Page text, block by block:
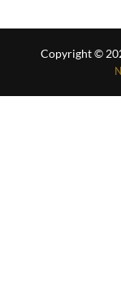
Copyright ©